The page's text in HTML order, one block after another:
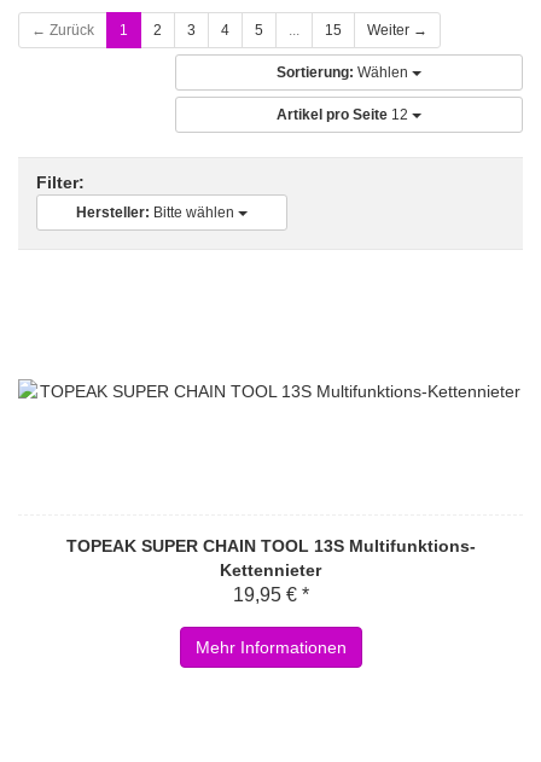
← Zurück 1 2 3 4 5 ... 15 Weiter →
Sortierung: Wählen
Artikel pro Seite 12
Filter:
Hersteller: Bitte wählen
TOPEAK SUPER CHAIN TOOL 13S Multifunktions-
Kettennieter
19,95 € *
Mehr Informationen